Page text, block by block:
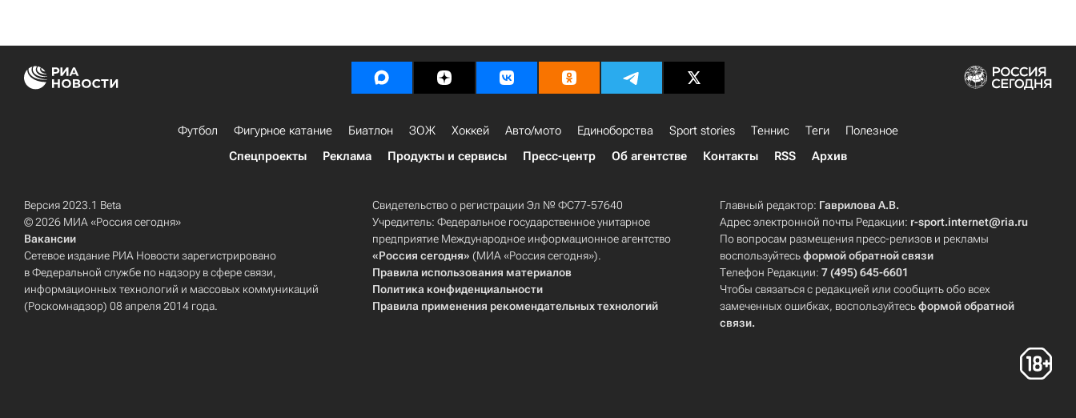
Футбол Фигурное катание Биатлон ЗОЖ Хоккей Авто/мото Единоборства Sport stories Теннис Теги
Полезное
Спецпроекты
Реклама Продукты и сервисы Пресс-центр Об агентстве Контакты RSS Архив
Версия 2023.1 Beta
© 2026 МИА «Россия сегодня»
Вакансии
Сетевое издание РИА Новости зарегистрировано
в Федеральной службе по надзору в сфере связи,
информационных технологий и массовых коммуникаций
(Роскомнадзор) 08 апреля 2014 года.
Свидетельство о регистрации Эл № ФС77-57640
Учредитель: Федеральное государственное унитарное
предприятие Международное информационное агентство
«Россия сегодня» (МИА «Россия сегодня»).
Правила использования материалов
Политика конфиденциальности
Правила применения рекомендательных технологий
Главный редактор: Гаврилова А.В.
Адрес электронной почты Редакции: r-sport.internet@ria.ru
По вопросам размещения пресс-релизов и рекламы
воспользуйтесьформой обратной связи
Телефон Редакции:7 (495) 645-6601
Чтобы связаться с редакцией или сообщить обо всех
замеченных ошибках, воспользуйтесьформой обратной
связи.